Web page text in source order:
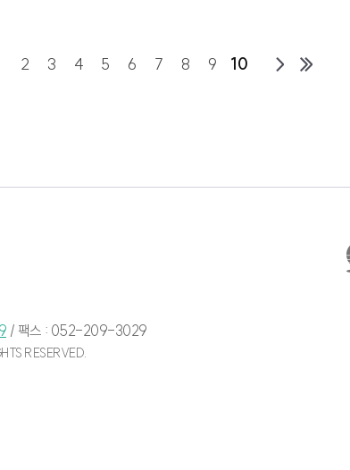
2 3 4 5 6 7 8 9 10
/ 팩스 : 052-209-3029
RESERVED.